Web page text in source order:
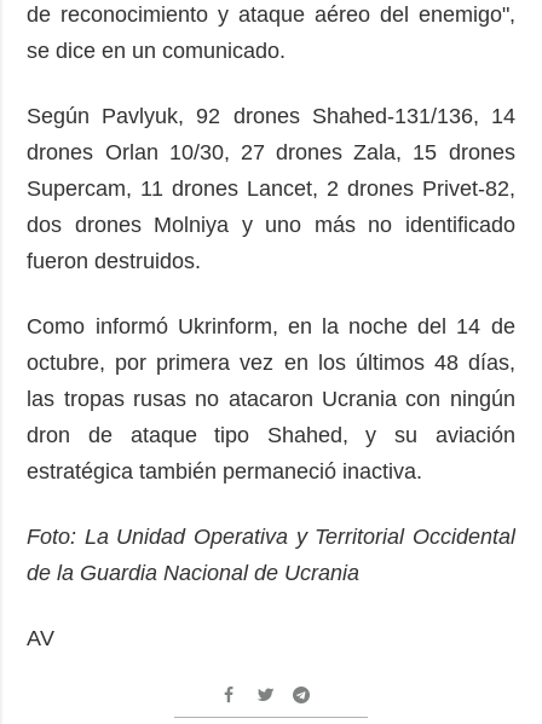
de reconocimiento y ataque aéreo del enemigo",
se dice en un comunicado.
Según Pavlyuk, 92 drones Shahed-131/136, 14
drones Orlan 10/30, 27 drones Zala, 15 drones
Supercam, 11 drones Lancet, 2 drones Privet-82,
dos drones Molniya y uno más no identificado
fueron destruidos.
Como informó Ukrinform, en la noche del 14 de
octubre, por primera vez en los últimos 48 días,
las tropas rusas no atacaron Ucrania con ningún
dron de ataque tipo Shahed, y su aviación
estratégica también permaneció inactiva.
Foto: La Unidad Operativa y Territorial Occidental
de la Guardia Nacional de Ucrania
AV